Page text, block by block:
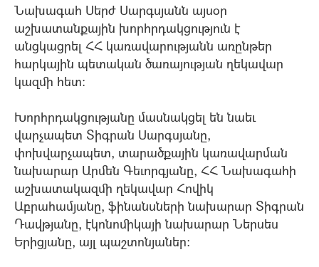
Նախագահ Սերժ Սարգսյանն այսօր
աշխատանքային խորհրդակցություն է
անցկացրել ՀՀ կառավարությանն առընթեր
հարկային պետական ծառայության ղեկավար
կազմի հետ:
Խորհրդակցությանը մասնակցել են նաեւ
վարչապետ Տիգրան Սարգսյանը,
փոխվարչապետ, տարածքային կառավարման
նախարար Արմեն Գեւորգյանը, ՀՀ Նախագահի
աշխատակազմի ղեկավար Հովիկ
Աբրահամյանը, ֆինանսների նախարար Տիգրան
Դավթյանը, էկոնոմիկայի նախարար Ներսես
Երիցյանը, այլ պաշտոնյաներ: